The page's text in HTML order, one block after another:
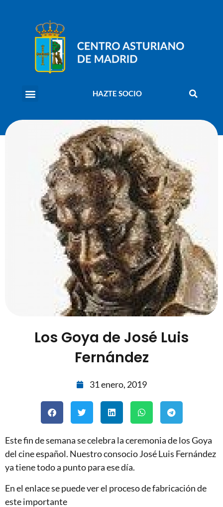
HAZTE SOCIO
Los Goya de José Luis
Fernández
31 enero, 2019
Este fin de semana se celebra la ceremonia de los Goya
del cine español. Nuestro consocio José Luis Fernández
ya tiene todo a punto para ese día.
En el enlace se puede ver el proceso de fabricación de
este importante